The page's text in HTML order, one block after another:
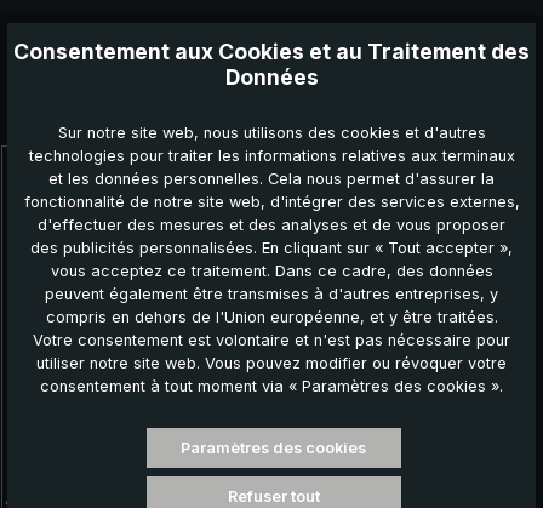
Ignorer la galerie de produits
NOUVEAU!
Parapluie de ville carbon W137, noir, parapluie
partenaire, automatique, tige en carbone,
Consentement aux Cookies et au Traitement des
Données
Sur notre site web, nous utilisons des cookies et d'autres
technologies pour traiter les informations relatives aux terminaux
et les données personnelles. Cela nous permet d'assurer la
fonctionnalité de notre site web, d'intégrer des services externes,
d'effectuer des mesures et des analyses et de vous proposer
des publicités personnalisées. En cliquant sur « Tout accepter »,
vous acceptez ce traitement. Dans ce cadre, des données
peuvent également être transmises à d'autres entreprises, y
compris en dehors de l'Union européenne, et y être traitées.
Votre consentement est volontaire et n'est pas nécessaire pour
utiliser notre site web. Vous pouvez modifier ou révoquer votre
consentement à tout moment via « Paramètres des cookies ».
Paramètres des cookies
Refuser tout